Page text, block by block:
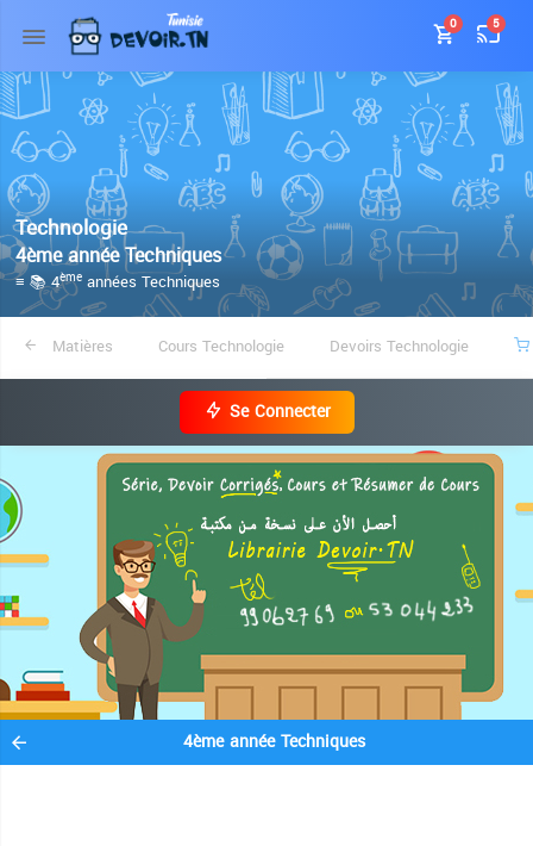
0 5
Technologie
4ème année Techniques
≡ 📚 4ème années Techniques
Matières Cours Technologie Devoirs Technologie
Se Connecter
4ème année Techniques